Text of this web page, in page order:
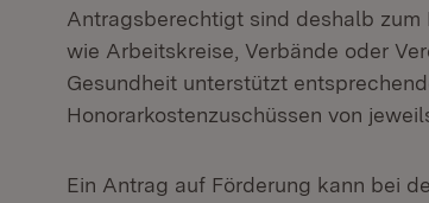
Antragsberechtigt sind deshalb
wie Arbeitskreise, Verbände oder
Gesundheit unterstützt
Honorarkostenzuschüssen von
Ein Antrag auf Förderung kann bei